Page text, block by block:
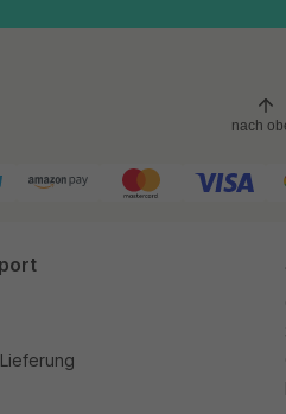
nach